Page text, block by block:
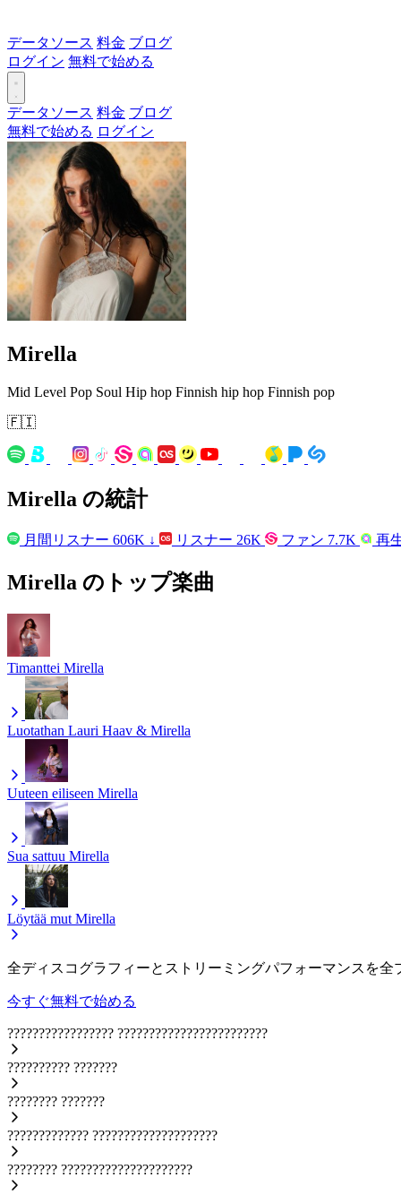
データソース 料金 ブログ
ログイン 無料で始める
データソース 料金 ブログ
無料で始める ログイン
Mirella
Mid Level Pop Soul Hip hop Finnish hip hop Finnish pop
🇫🇮
Mirella の統計
月間リスナー 606K ↓ リスナー 26K ファン 7.7K 再
Mirella のトップ楽曲
Timanttei Mirella
Luotathan Lauri Haav & Mirella
Uuteen eiliseen Mirella
Sua sattuu Mirella
Löytää mut Mirella
全ディスコグラフィーとストリーミングパフォーマンスを全
今すぐ無料で始める
????????????????? ????????????????????????
?????????? ???????
???????? ???????
????????????? ????????????????????
???????? ?????????????????????